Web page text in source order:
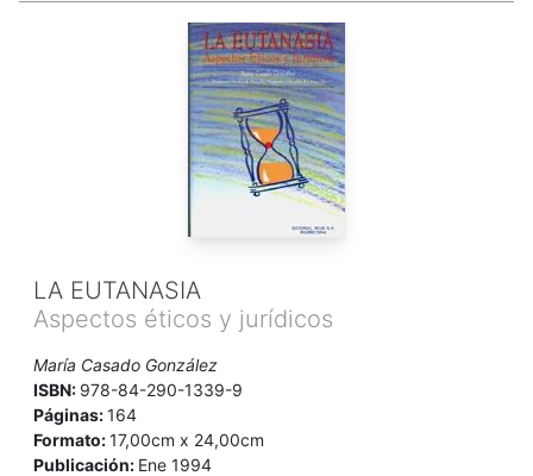
LA EUTANASIA
Aspectos éticos y jurídicos
María Casado González
ISBN: 978-84-290-1339-9
Páginas:164
Formato:17,00cm x 24,00cm
Publicación: Ene 1994